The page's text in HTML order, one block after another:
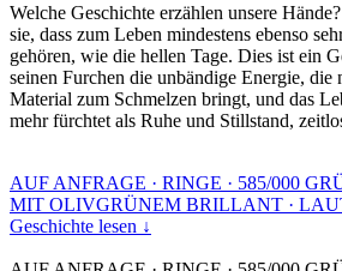
Welche Geschichte erzählen unsere
sie, dass zum Leben mindestens ebenso
gehören, wie die hellen Tage. Dies ist ein
seinen Furchen die unbändige Energie, die
Material zum Schmelzen bringt, und das
mehr fürchtet als Ruhe und Stillstand,
AUF ANFRAGE · RINGE · 585/000
MIT OLIVGRÜNEM BRILLANT ·
Geschichte lesen ↓